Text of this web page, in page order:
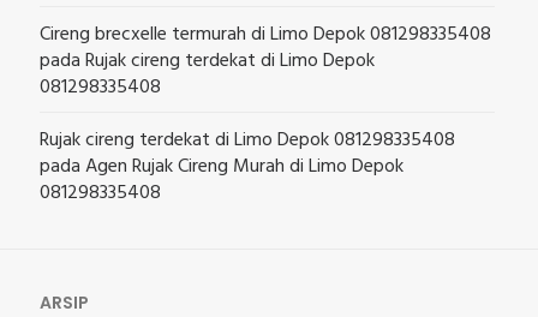
Cireng brecxelle termurah di Limo Depok 081298335408
padaRujak cireng terdekat di Limo Depok
081298335408
Rujak cireng terdekat di Limo Depok 081298335408
padaAgen Rujak Cireng Murah di Limo Depok
081298335408
ARSIP